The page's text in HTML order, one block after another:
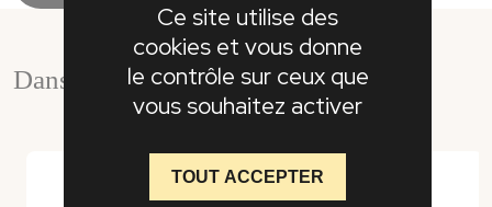
Dans la même collection
Ce site utilise des
cookies et vous donne
le contrôle sur ceux que
vous souhaitez activer
TOUT ACCEPTER